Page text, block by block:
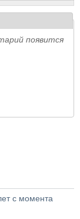
появится
с момента